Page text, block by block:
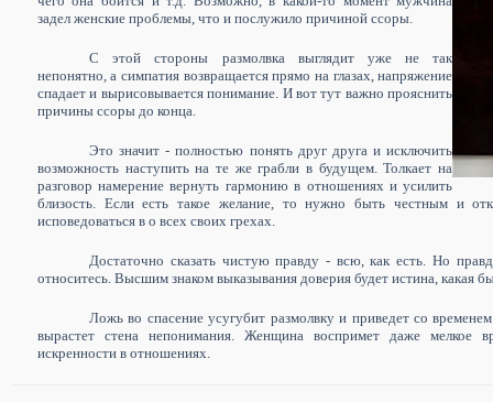
задел женские проблемы, что и послужило причиной ссоры.
С этой стороны размолвка выглядит уже не так
непонятно, а симпатия возвращается прямо на глазах, напряжение
спадает и вырисовывается понимание. И вот тут важно прояснить
причины ссоры до конца.
Это значит - полностью понять друг друга и исключить
возможность наступить на те же грабли в будущем. Толкает на
разговор намерение вернуть гармонию в отношениях и усилить
близость. Если есть такое желание, то нужно быть честным и
исповедоваться в о всех своих грехах.
Достаточно сказать чистую правду - всю, как есть. Но
относитесь. Высшим знаком выказывания доверия будет истина, какая
Ложь во спасение усугубит размолвку и приведет со
вырастет стена непонимания. Женщина воспримет даже мелкое
искренности в отношениях.